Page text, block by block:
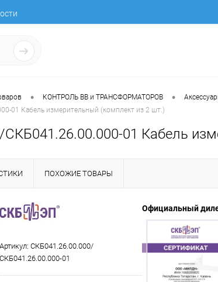
• КОНТРОЛЬ ВВ и ТРАНСФОРМАТОРОВ •
01 Кабель измерительный (комплект из 2 шт.)
01 Кабель
ПОХОЖИЕ ТОВАРЫ
Артикул: СКБ041.26.00.000/
СКБ041.26.00.000-01
Официальный